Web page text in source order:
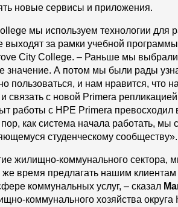
новые сервисы и приложения.
мы используем технологии для
выходят за рамки учебной
City College. – Раньше мы
значение. А потом мы были рады
пользоваться, и нам нравится, что
связать с новой Primera
работы с HPE Primera
как система начала работать,
студенческому сообществу».
жилищно-коммунального сектора,
же время предлагать нашим
коммунальных услуг, – сказал
коммунального хозяйства округа